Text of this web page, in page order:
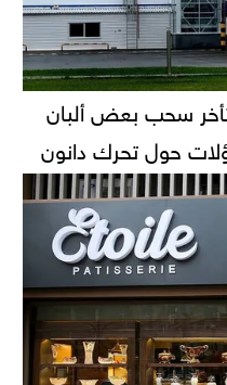
سحب بعض ألبان
حول تحرك دانون